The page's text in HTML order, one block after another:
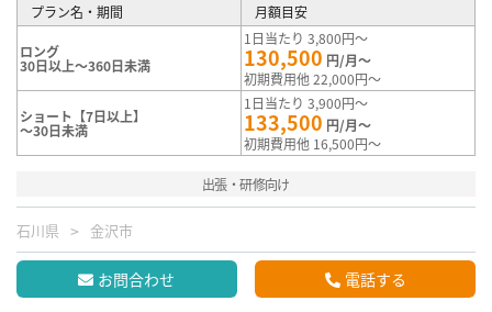
プラン名・期間 月額目安
ロング
30日以上～360日未満
1日当たり 3,800円～
130,500 円/月～
初期費用他 22,000円～
ショート【7日以上】
～30日未満
1日当たり 3,900円～
133,500 円/月～
初期費用他 16,500円～
出張・研修向け
石川県 金沢市
お問合わせ 電話する